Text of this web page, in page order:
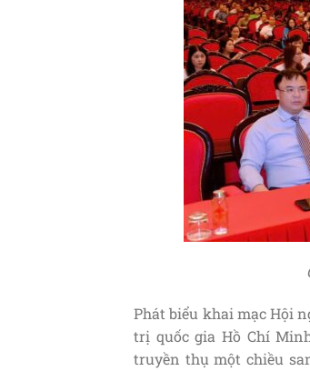
Phát biểu khai mạc Hội
trị quốc gia Hồ Chí
truyền thụ một chiều